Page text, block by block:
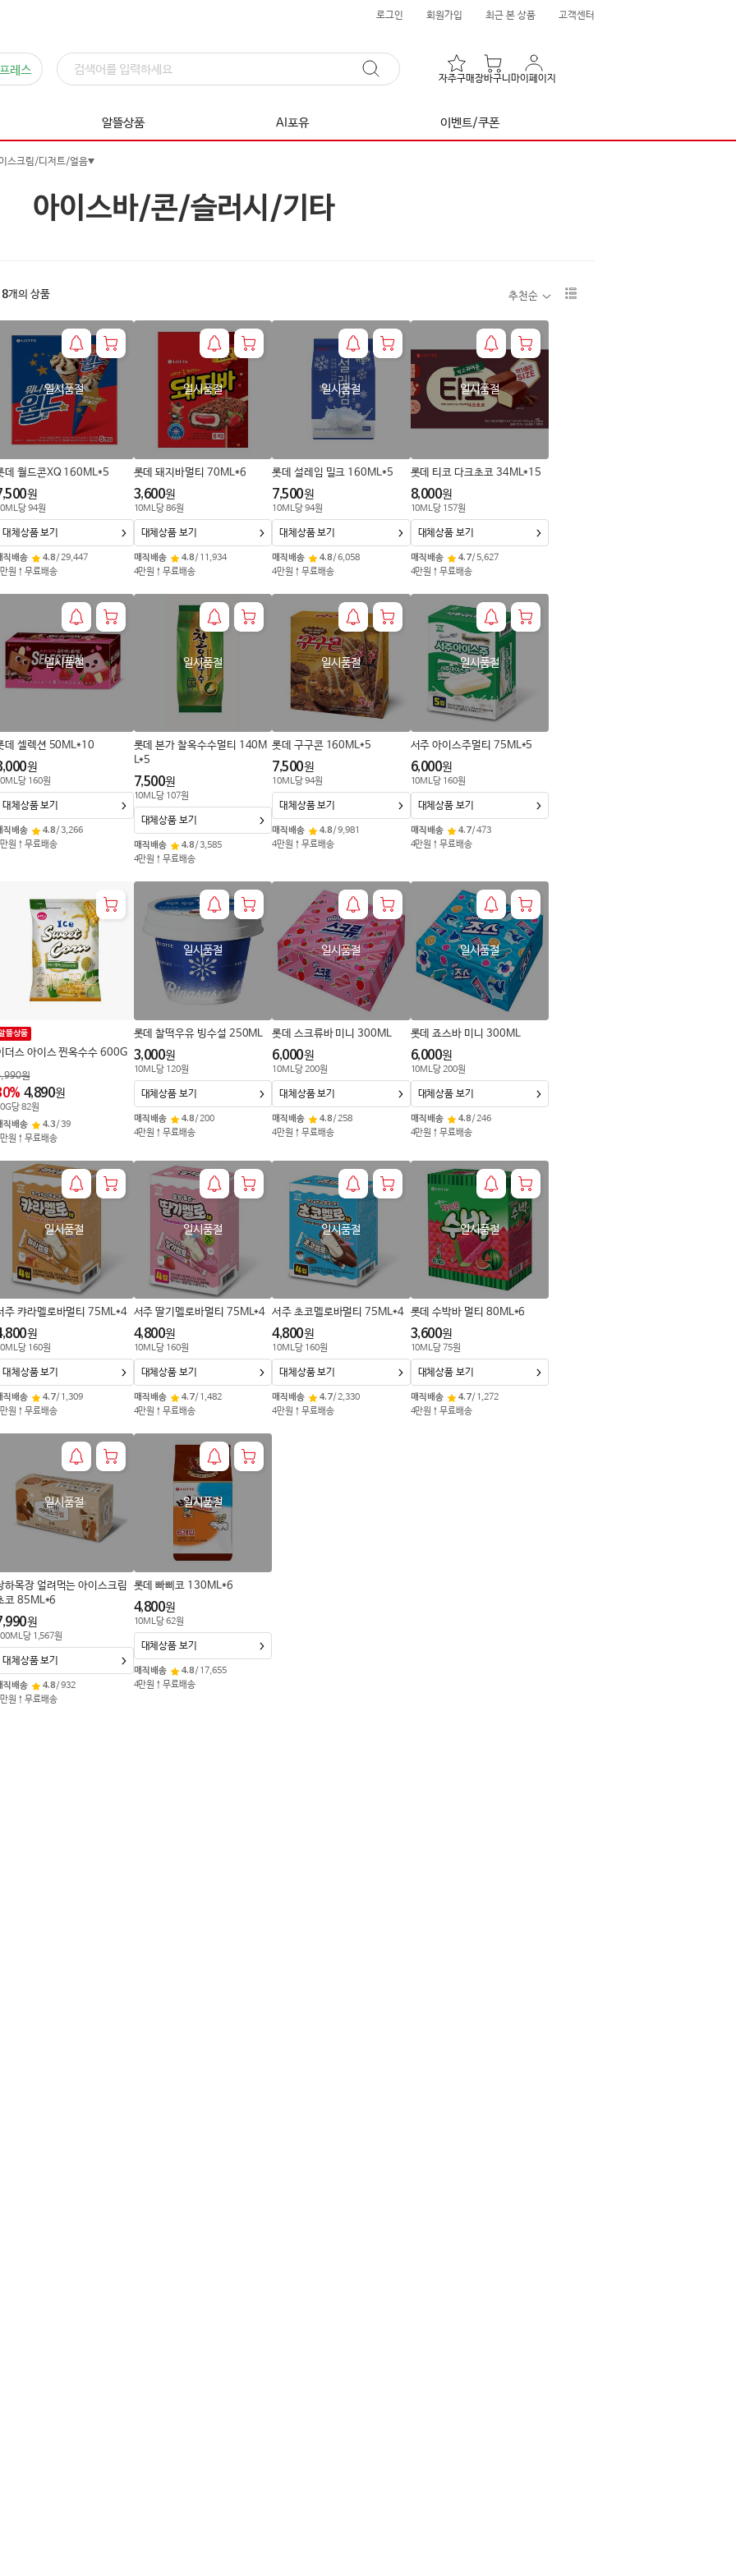
로그인 회원가입 최근 본 상품 고객센터
레스
자주구매장바구니 마이페이지
알뜰상품 AI포유 이벤트/쿠폰
스크림/디저트/얼음
아이스바/콘/슬러시/기타
개의 상품 추천순
데 월드콘XQ 160ML*5
일시품절
원
ML당94원
직배송 4.8/29,447
원↑무료배송
대체상품 보기
롯데 돼지바멀티 70ML*6
일시품절
3,600원
10ML당86원
매직배송 4.8 / 11,934
4만원↑무료배송
대체상품 보기
롯데 설레임 밀크 160ML*5
일시품절
7,500원
10ML당94원
매직배송 4.8/6,058
4만원↑무료배송
대체상품 보기
롯데 티코 다크초코 34ML*15
일시품절
8,000원
10ML당 157원
매직배송 4.7/5,627
4만원↑무료배송
대체상품 보기
데 셀렉션 50ML*10
일시품절
원
ML당 160원
직배송 4.8/3,266
원↑무료배송
대체상품 보기
롯데 본가 찰옥수수멀티 140M
L*5
일시품절
7,500원
10ML당 107원
매직배송 4.8 /3,585
4만원↑무료배송
대체상품 보기
롯데 구구콘 160ML*5
일시품절
7,500원
10ML당94원
매직배송 4.8/9,981
4만원↑무료배송
대체상품 보기
서주 아이스주멀티 75ML*5
일시품절
6,000원
10ML당 160원
매직배송 4.7/473
4만원↑무료배송
대체상품 보기
더스 아이스 찐옥수수 600G
뜰상품
원
% 4,890원
G당82원
직배송
4.3/39
원↑무료배송
롯데 찰떡우유 빙수설 250ML
일시품절
3,000원
10ML당 120원
매직배송 4.8 /200
4만원↑무료배송
대체상품 보기
롯데 스크류바 미니 300ML
일시품절
6,000원
10ML당200원
매직배송 4.8/258
4만원↑무료배송
대체상품 보기
롯데 죠스바 미니 300ML
일시품절
6,000원
10ML당200원
매직배송 4.8 /246
4만원↑무료배송
대체상품 보기
주 캬라멜로바멀티 75ML*4
일시품절
원
ML당 160원
직배송 4.7/ 1,309
원↑무료배송
대체상품 보기
서주 딸기멜로바멀티 75ML*4
일시품절
4,800원
10ML당 160원
매직배송 4.7/ 1,482
4만원↑무료배송
대체상품 보기
서주 초코멜로바멀티 75ML*4
일시품절
4,800원
10ML당 160원
매직배송 4.7/2,330
4만원↑무료배송
대체상품 보기
롯데 수박바 멀티 80ML*6
일시품절
3,600원
10ML당75원
매직배송 4.7/ 1,272
4만원↑무료배송
대체상품 보기
하목장 얼려먹는 아이스크림
코 85ML*6
일시품절
원
ML당 1,567원
직배송 4.8/932
원↑무료배송
대체상품 보기
롯데 빠삐코 130ML*6
일시품절
4,800원
10ML당62원
매직배송 4.8 / 17,655
4만원↑무료배송
대체상품 보기